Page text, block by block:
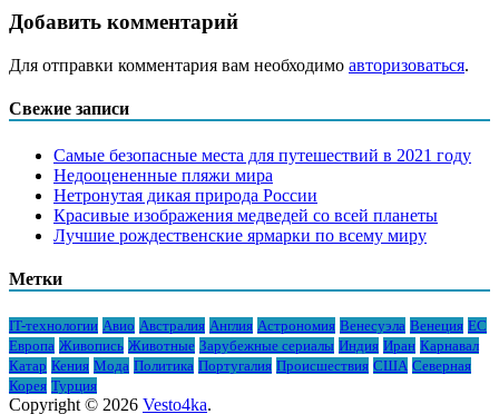
Добавить комментарий
Для отправки комментария вам необходимо авторизоваться.
Свежие записи
Самые безопасные места для путешествий в 2021 году
Недооцененные пляжи мира
Нетронутая дикая природа России
Красивые изображения медведей со всей планеты
Лучшие рождественские ярмарки по всему миру
Метки
IT-технологии Авио Австралия Англия Астрономия Венесуэла Венеция ЕС
Европа Живопись Животные Зарубежные сериалы Индия Иран Карнавал
Катар Кения Мода Политика Португалия Происшествия США Северная
Корея Турция
Copyright © 2026 Vesto4ka.